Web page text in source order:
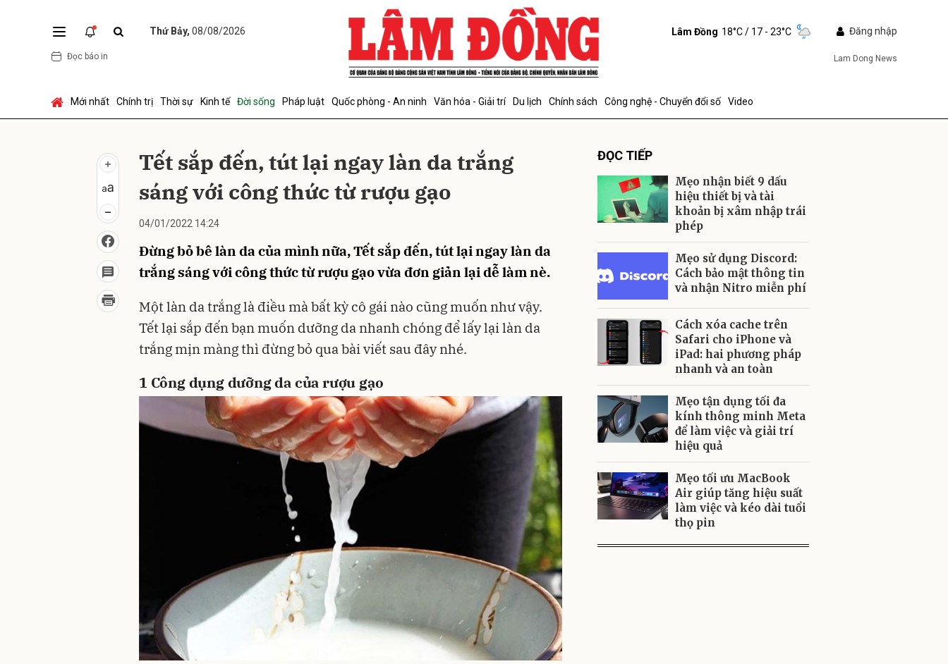
Thứ Bảy, 08/08/2026
Đọc báo in
Lâm Đồng 18°C/ 17 - 23°C Đăng nhập
Lam Dong News
Mới nhất Chính trị Thời sự Kinh tế Đời sống Pháp luật Quốc phòng - An ninh Văn hóa - Giải trí Du lịch Chính sách Công nghệ - Chuyển đổi số Video
Tết sắp đến, tút lại ngay làn da trắng
sáng với công thức từ rượu gạo
04/01/2022 14:24
Đừng bỏ bê làn da của mình nữa, Tết sắp đến, tút lại ngay làn da
trắng sáng với công thức từ rượu gạo vừa đơn giản lại dễ làm nè.
Một làn da trắng là điều mà bất kỳ cô gái nào cũng muốn như vậy.
Tết lại sắp đến bạn muốn dưỡng da nhanh chóng để lấy lại làn da
trắng mịn màng thì đừng bỏ qua bài viết sau đây nhé.
1Công dụng dưỡng da của rượu gạo
ĐỌC TIẾP
Mẹo nhận biết 9 dấu
hiệu thiết bị và tài
khoản bị xâm nhập trái
phép
Mẹo sử dụng Discord:
Cách bảo mật thông tin
và nhận Nitro miễn phí
Cách xóa cache trên
Safari cho iPhone và
iPad: hai phương pháp
nhanh và an toàn
Mẹo tận dụng tối đa
kính thông minh Meta
để làm việc và giải trí
hiệu quả
Mẹo tối ưu MacBook
Air giúp tăng hiệu suất
làm việc và kéo dài tuổi
thọ pin
Gửi bình luận